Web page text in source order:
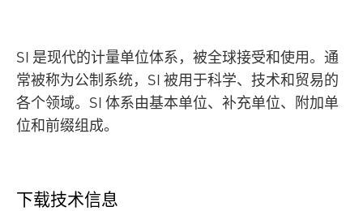
SI 是现代的计量单位体系，被全球接受和使用。通
常被称为公制系统，SI 被用于科学、技术和贸易的
各个领域。SI 体系由基本单位、补充单位、附加单
位和前缀组成。
下载技术信息